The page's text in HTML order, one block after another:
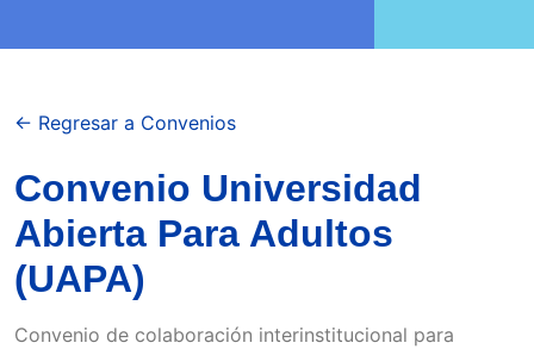
← Regresar a Convenios
Convenio Universidad
Abierta Para Adultos
(UAPA)
Convenio de colaboración interinstitucional para